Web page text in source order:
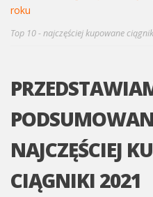
Top 10 - najczęściej kupowane
NAJCZĘŚCIEJ
CIĄGNIKI 2021